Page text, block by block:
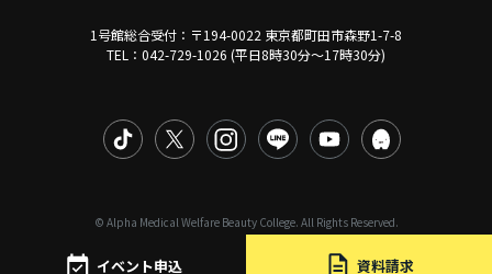
イベント申込 資料請求
1号館総合受付：〒194-0022 東京都町田市森野1-7-8
TEL：042-729-1026 (平日8時30分〜17時30分)
© Alpha Medical Welfare Beauty College. All Rights Reserved.